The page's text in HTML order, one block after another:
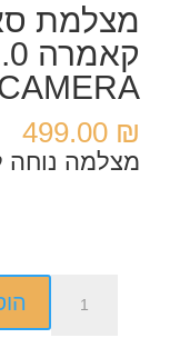
מצלמת
499.00 ₪
מצלמה נוחה